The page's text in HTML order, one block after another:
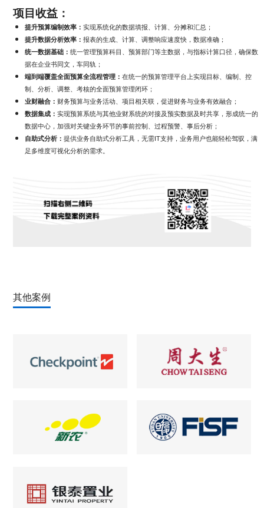
项目收益：
提升预算编制效率：实现系统化的数据填报、计算、分摊和汇总；
提升数据分析效率：报表的生成、计算、调整响应速度快，数据准确；
统一数据基础：统一管理预算科目、预算部门等主数据，与指标计算口径，确保数
据在企业书同文，车同轨；
端到端覆盖全面预算全流程管理：在统一的预算管理平台上实现目标、编制、控
制、分析、调整、考核的全面预算管理闭环；
业财融合： 财务预算与业务活动、项目相关联，促进财务与业务有效融合；
数据集成：实现预算系统与其他业财系统的对接及预实数据及时共享，形成统一的
数据中心，加强对关键业务环节的事前控制、过程预警、事后分析；
自助式分析：提供业务自助式分析工具，无需IT支持，业务用户也能轻松驾驭，满
足多维度可视化分析的需求。
其他案例